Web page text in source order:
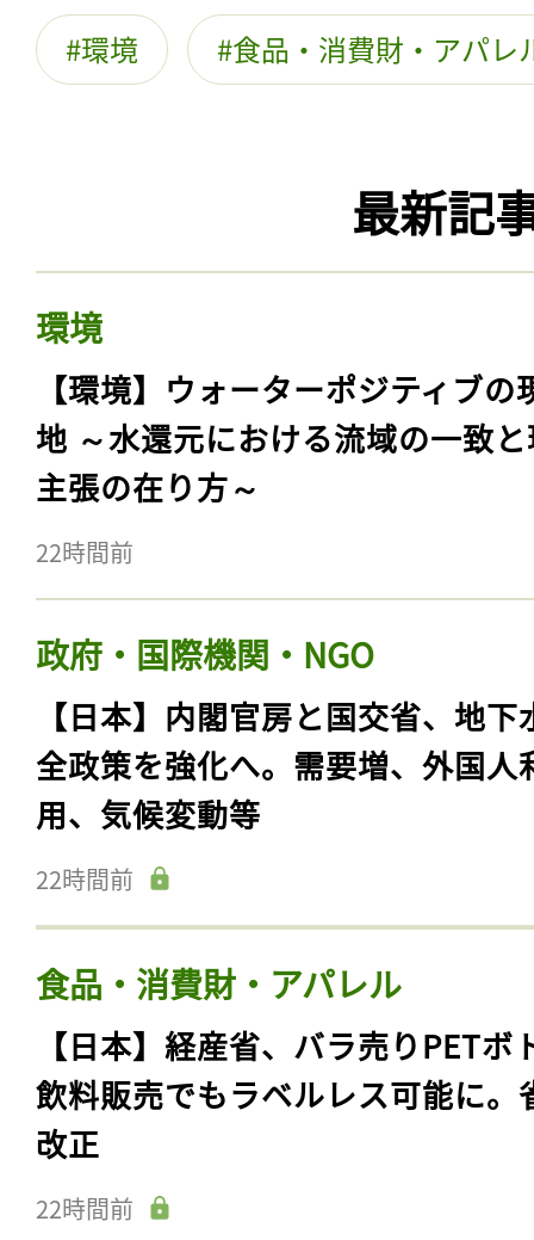
環境 食品・消費財・アパレ
最新記
環境
【環境】ウォーターポジティブの
地 ～水還元における流域の一致
主張の在り方～
22時間前
政府・国際機関・NGO
【日本】内閣官房と国交省、地下
全政策を強化へ。需要増、外国人
用、気候変動等
22時間前
食品・消費財・アパレル
【日本】経産省、バラ売りPETボ
飲料販売でもラベルレス可能に。
改正
22時間前